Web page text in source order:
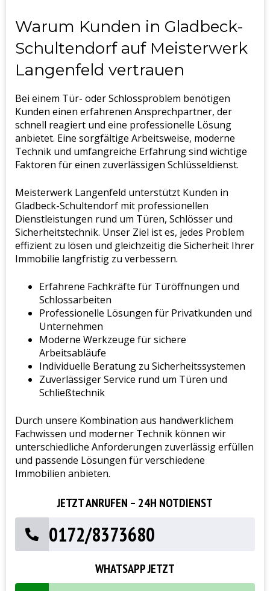
Warum Kunden in Gladbeck-
Schultendorf auf Meisterwerk
Langenfeld vertrauen
Bei einem Tür- oder Schlossproblem benötigen
Kunden einen erfahrenen Ansprechpartner, der
schnell reagiert und eine professionelle Lösung
anbietet. Eine sorgfältige Arbeitsweise, moderne
Technik und umfangreiche Erfahrung sind wichtige
Faktoren für einen zuverlässigen Schlüsseldienst.
Meisterwerk Langenfeld unterstützt Kunden in
Gladbeck-Schultendorf mit professionellen
Dienstleistungen rund um Türen, Schlösser und
Sicherheitstechnik. Unser Ziel ist es, jedes Problem
effizient zu lösen und gleichzeitig die Sicherheit Ihrer
Immobilie langfristig zu verbessern.
Erfahrene Fachkräfte für Türöffnungen und
Schlossarbeiten
Professionelle Lösungen für Privatkunden und
Unternehmen
Moderne Werkzeuge für sichere
Arbeitsabläufe
Individuelle Beratung zu Sicherheitssystemen
Zuverlässiger Service rund um Türen und
Schließtechnik
Durch unsere Kombination aus handwerklichem
Fachwissen und moderner Technik können wir
unterschiedliche Anforderungen zuverlässig erfüllen
und passende Lösungen für verschiedene
Immobilien anbieten.
JETZT ANRUFEN – 24H NOTDIENST
0172/8373680
WHATSAPP JETZT